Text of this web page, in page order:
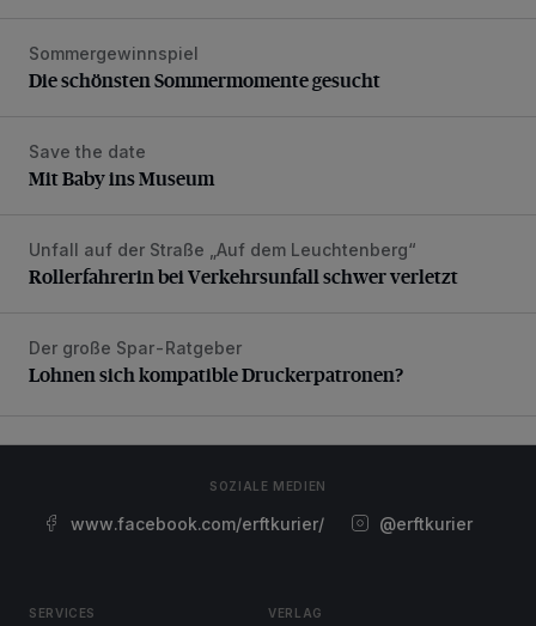
Die schönsten Sommermomente gesucht
Sommergewinnspiel
Die schönsten Sommermomente gesucht
Mit Baby ins Museum
Save the date
Mit Baby ins Museum
Rollerfahrerin bei Verkehrsunfall schwer verletzt
Unfall auf der Straße „Auf dem Leuchtenberg“
Rollerfahrerin bei Verkehrsunfall schwer verletzt
Lohnen sich kompatible Druckerpatronen?
Der große Spar-Ratgeber
Lohnen sich kompatible Druckerpatronen?
SOZIALE MEDIEN
www.facebook.com/erftkurier/ @erftkurier
SERVICES VERLAG